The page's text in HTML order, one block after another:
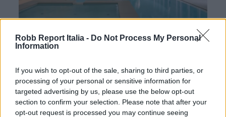
Robb Report Italia - Do Not Process My Personal
Information
If you wish to opt-out of the sale, sharing to third parties, or
processing of your personal or sensitive information for
targeted advertising by us, please use the below opt-out
section to confirm your selection. Please note that after your
opt-out request is processed you may continue seeing
proprietari, che vi abitano da 25 anni, hanno aggiunto
un lussuoso complesso spa con piscina, palestra,
sauna, bagno turco e sale per trattamenti, il tutto